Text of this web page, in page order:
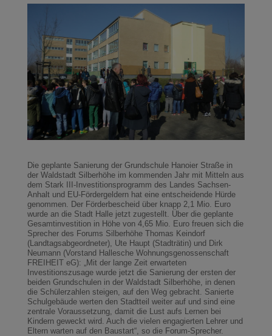
Die geplante Sanierung der Grundschule Hanoier Straße in
der Waldstadt Silberhöhe im kommenden Jahr mit Mitteln aus
dem Stark III-Investitionsprogramm des Landes Sachsen-
Anhalt und EU-Fördergeldern hat eine entscheidende Hürde
genommen. Der Förderbescheid über knapp 2,1 Mio. Euro
wurde an die Stadt Halle jetzt zugestellt. Über die geplante
Gesamtinvestition in Höhe von 4,65 Mio. Euro freuen sich die
Sprecher des Forums Silberhöhe Thomas Keindorf
(Landtagsabgeordneter), Ute Haupt (Stadträtin) und Dirk
Neumann (Vorstand Hallesche Wohnungsgenossenschaft
FREIHEIT eG): „Mit der lange Zeit erwarteten
Investitionszusage wurde jetzt die Sanierung der ersten der
beiden Grundschulen in der Waldstadt Silberhöhe, in denen
die Schülerzahlen steigen, auf den Weg gebracht. Sanierte
Schulgebäude werten den Stadtteil weiter auf und sind eine
zentrale Voraussetzung, damit die Lust aufs Lernen bei
Kindern geweckt wird. Auch die vielen engagierten Lehrer und
Eltern warten auf den Baustart“, so die Forum-Sprecher.